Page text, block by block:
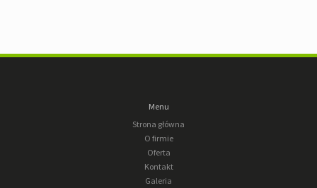
Menu
Strona główna
O firmie
Oferta
Kontakt
Galeria